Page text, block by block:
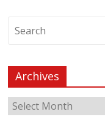
Archives